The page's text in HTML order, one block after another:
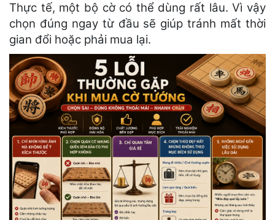
Thực tế, một bộ cờ có thể dùng rất lâu. Vì vậy
chọn đúng ngay từ đầu sẽ giúp tránh mất thời
gian đổi hoặc phải mua lại.